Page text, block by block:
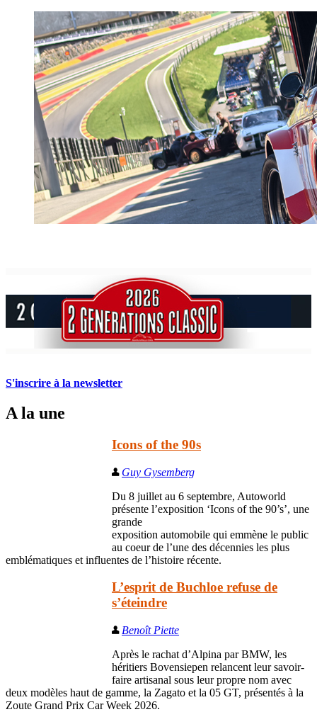
S'inscrire à la newsletter
A la une
Icons of the 90s
Guy Gysemberg
Du 8 juillet au 6 septembre, Autoworld
présente l’exposition ‘Icons of the 90’s’, une
grande
exposition automobile qui emmène le public
au coeur de l’une des décennies les plus
emblématiques et influentes de l’histoire récente.
L’esprit de Buchloe refuse de
s’éteindre
Benoît Piette
Après le rachat d’Alpina par BMW, les
héritiers Bovensiepen relancent leur savoir-
faire artisanal sous leur propre nom avec
deux modèles haut de gamme, la Zagato et la 05 GT, présentés à la
Zoute Grand Prix Car Week 2026.